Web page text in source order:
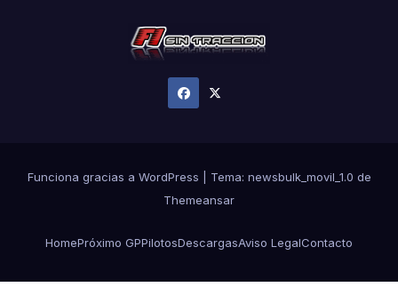
Funciona gracias a WordPress Tema: newsbulk_movil_1.0 de
Themeansar
HomePróximo GPPilotosDescargasAviso LegalContacto